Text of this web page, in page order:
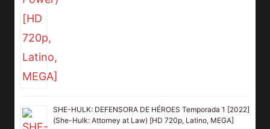
SHE-HULK: DEFENSORA DE HÉROES Temporada 1 [2022]
(She-Hulk: Attorney at Law) [HD 720p, Latino, MEGA]